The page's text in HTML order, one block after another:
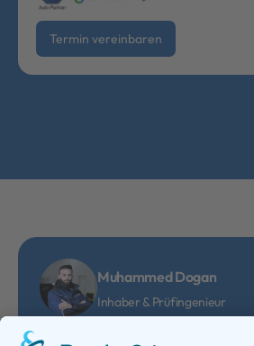
Termin vereinbaren
Muhammed Dogan
Inhaber & Prüfingenieur